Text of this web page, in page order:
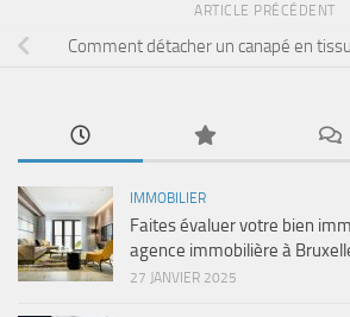
ARTICLE PRÉCÉDENT
Comment détacher un canapé en
IMMOBILIER
Faites évaluer votre bien
agence immobilière à
27 JANVIER 2025